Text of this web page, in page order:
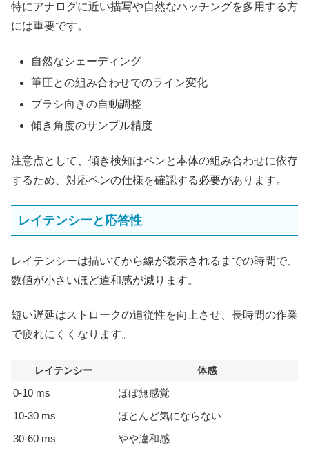
特にアナログに近い描写や自然なハッチングを多用する方
には重要です。
自然なシェーディング
筆圧との組み合わせでのライン変化
ブラシ向きの自動調整
傾き角度のサンプル精度
注意点として、傾き検知はペンと本体の組み合わせに依存
するため、対応ペンの仕様を確認する必要があります。
レイテンシーと応答性
レイテンシーは描いてから線が表示されるまでの時間で、
数値が小さいほど違和感が減ります。
短い遅延はストロークの追従性を向上させ、長時間の作業
で疲れにくくなります。
レイテンシー 体感
0-10 ms
ほぼ無感覚
10-30 ms
ほとんど気にならない
30-60 ms
やや違和感